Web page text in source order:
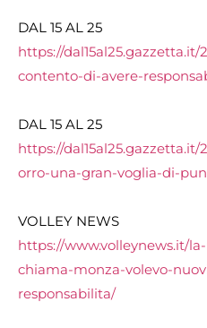
DAL 15 AL 25
https://dal15al25.gazzetta.it/
contento-di-avere-
DAL 15 AL 25
https://dal15al25.gazzetta.it/
orro-una-gran-voglia-di-
VOLLEY NEWS
https://www.volleynews.it/la-
chiama-monza-volevo-
responsabilita/